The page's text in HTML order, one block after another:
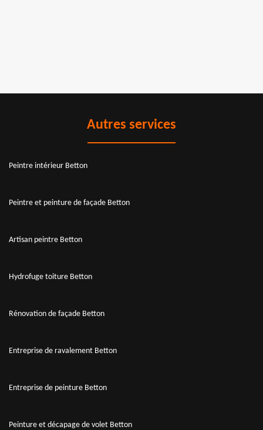
Autres services
Peintre intérieur Betton
Peintre et peinture de façade Betton
Artisan peintre Betton
Hydrofuge toiture Betton
Rénovation de façade Betton
Entreprise de ravalement Betton
Entreprise de peinture Betton
Peinture et décapage de volet Betton